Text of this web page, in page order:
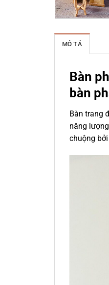
MÔ TẢ
Bàn
bàn
Bàn trang
năng
chuộng